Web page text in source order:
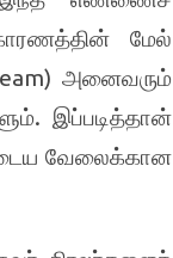
மேல்
அனைவரும்
. இப்படித்தான்
வேலைக்கான